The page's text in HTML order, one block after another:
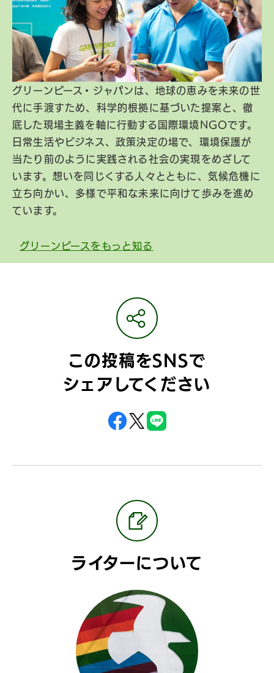
グリーンピース・ジャパンは、地球の恵みを未来の世
代に手渡すため、科学的根拠に基づいた提案と、徹
底した現場主義を軸に行動する国際環境NGOです。
日常生活やビジネス、政策決定の場で、環境保護が
当たり前のように実践される社会の実現をめざして
います。想いを同じくする人々とともに、気候危機に
立ち向かい、多様で平和な未来に向けて歩みを進め
ています。
グリーンピースをもっと知る
この投稿をSNSで
シェアしてください
ライターについて